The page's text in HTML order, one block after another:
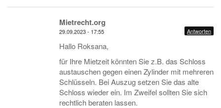
Mietrecht.org
29.09.2023 - 17:55 Antworten
Hallo Roksana,
für Ihre Mietzeit könnten Sie z.B. das Schloss
austauschen gegen einen Zylinder mit mehreren
Schlüsseln. Bei Auszug setzen Sie das alte
Schloss wieder ein. Im Zweifel sollten Sie sich
rechtlich beraten lassen.